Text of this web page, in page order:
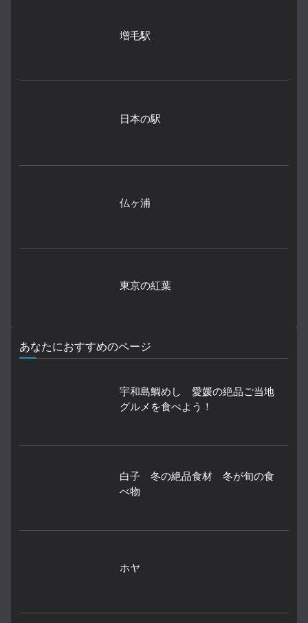
増毛駅
日本の駅
仏ヶ浦
東京の紅葉
あなたにおすすめのページ
宇和島鯛めし 愛媛の絶品ご当地
グルメを食べよう！
白子 冬の絶品食材 冬が旬の食
べ物
ホヤ